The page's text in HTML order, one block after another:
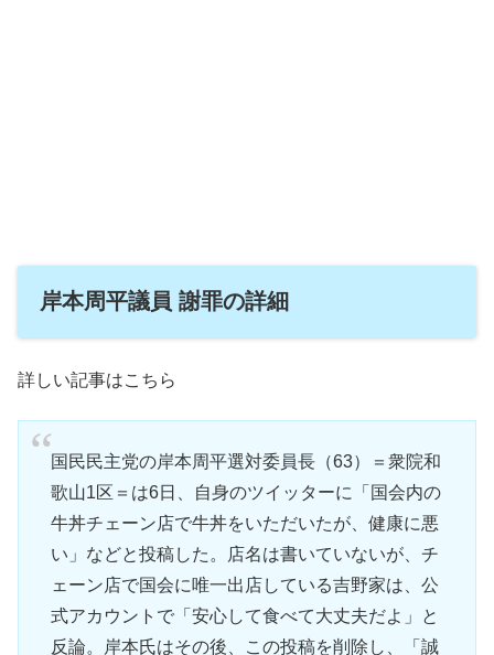
岸本周平議員 謝罪の詳細
詳しい記事はこちら
国民民主党の岸本周平選対委員長（63）＝衆院和
歌山1区＝は6日、自身のツイッターに「国会内の
牛丼チェーン店で牛丼をいただいたが、健康に悪
い」などと投稿した。店名は書いていないが、チ
ェーン店で国会に唯一出店している吉野家は、公
式アカウントで「安心して食べて大丈夫だよ」と
反論。岸本氏はその後、この投稿を削除し、「誠